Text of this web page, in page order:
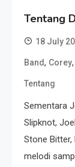
Tentang
18 July
Band, Corey,
Tentang
Sementara
Slipknot,
Stone
melodi